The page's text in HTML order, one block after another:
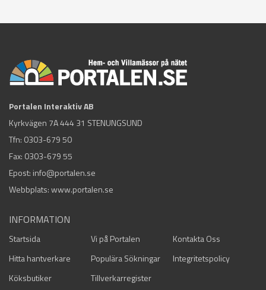
Portalen Interaktiv AB
Kyrkvägen 7A 444 31 STENUNGSUND
Tfn: 0303-679 50
Fax: 0303-679 55
Epost: info@portalen.se
Webbplats: www.portalen.se
INFORMATION
Startsida Vi på Portalen
Kontakta Oss
Hitta hantverkare
Populära Sökningar
Integritetspolicy
Köksbutiker
Tillverkarregister